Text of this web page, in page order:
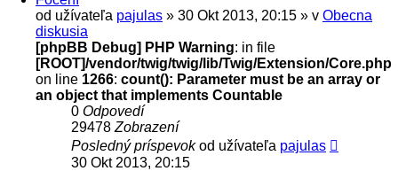
od užívateľa pajulas » 30 Okt 2013, 20:15 » v Obecna
diskusia
[phpBB Debug] PHP Warning: in file
[ROOT]/vendor/twig/twig/lib/Twig/Extension/Core.php
on line 1266: count(): Parameter must be an array or
an object that implements Countable
0 Odpovedí
29478 Zobrazení
Posledný príspevokod užívateľa pajulas
30 Okt 2013, 20:15